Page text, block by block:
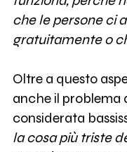
che le persone ci
gratuitamente o
Oltre a questo
anche il problema
considerata
la cosa più triste